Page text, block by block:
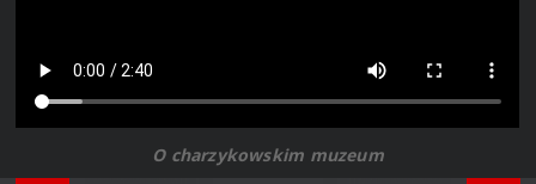
O charzykowskim muzeum